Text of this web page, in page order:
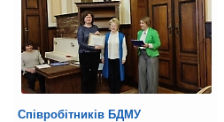
Співробітників БДМУ